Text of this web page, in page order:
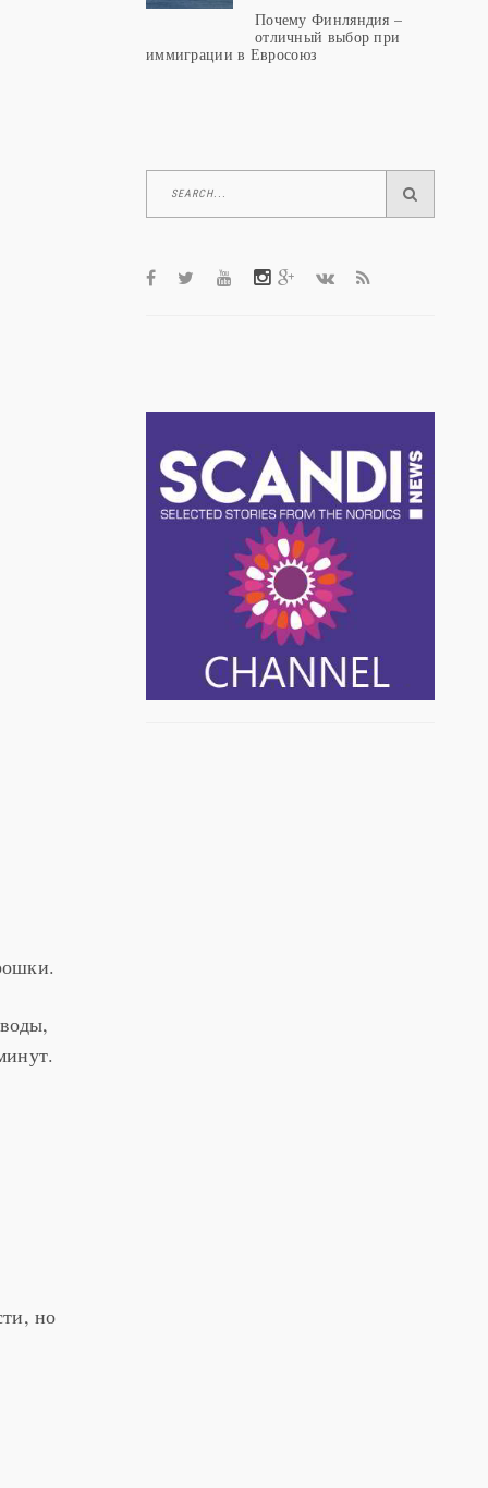
но
Почему Финляндия –
отличный выбор при
иммиграции в Евросоюз